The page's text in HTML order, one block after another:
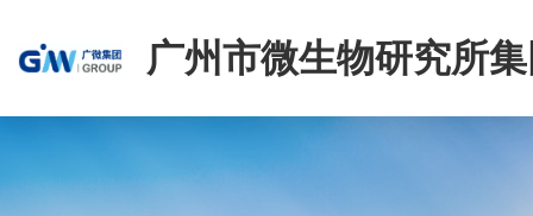
广州市微生物研究所
有限公司